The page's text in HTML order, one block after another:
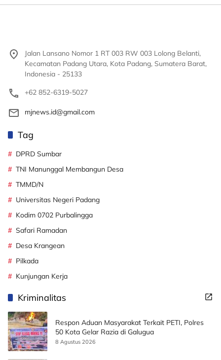
Jalan Lansano Nomor 1 RT 003 RW 003 Lolong Belanti,
Kecamatan Padang Utara, Kota Padang, Sumatera Barat,
Indonesia - 25133
+62 852-6319-5027
mjnews.id@gmail.com
Tag
DPRD Sumbar
TNI Manunggal Membangun Desa
TMMD/N
Universitas Negeri Padang
Kodim 0702 Purbalingga
Safari Ramadan
Desa Krangean
Pilkada
Kunjungan Kerja
Kriminalitas
Respon Aduan Masyarakat Terkait PETI, Polres
50 Kota Gelar Razia di Galugua
8 Agustus 2026